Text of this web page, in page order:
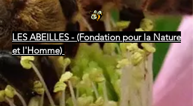
LES ABEILLES - (Fondation pour la Nature
et l'Homme)